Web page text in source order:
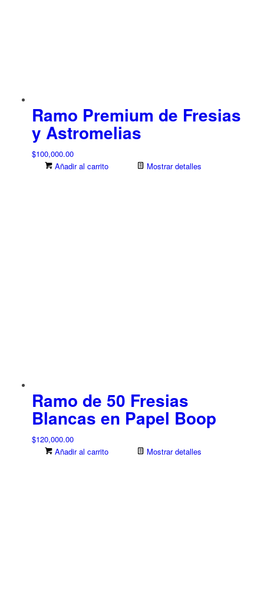
Ramo Premium de Fresias
y Astromelias
$100,000.00
Añadir al carrito
Mostrar detalles
Ramo de 50 Fresias
Blancas en Papel Boop
$120,000.00
Añadir al carrito
Mostrar detalles